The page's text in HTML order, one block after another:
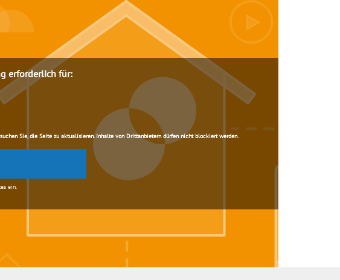
erforderlich für:
Sie, die Seite zu aktualisieren. Inhalte von Drittanbietern dürfen nicht blockiert werden.
ein.